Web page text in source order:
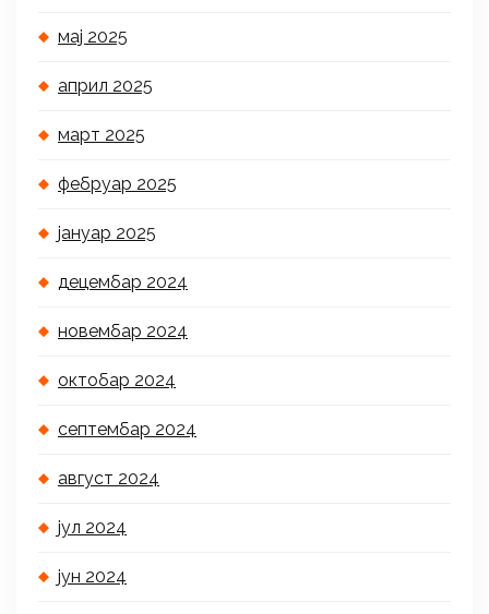
мај 2025
април 2025
март 2025
фебруар 2025
јануар 2025
децембар 2024
новембар 2024
октобар 2024
септембар 2024
август 2024
јул 2024
јун 2024